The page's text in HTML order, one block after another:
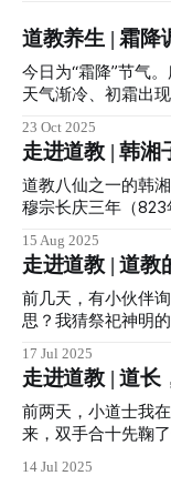
道教养生 | 霜降
今日为“霜降”节气
天气渐冷、初霜出
翻开拉杆箱，又看了看床
入冬... 算了，还是说回霜降吧。 霜降 ·一候豺乃祭兽 ·二候草
木黄落 ·三候蜇虫咸俯 霜降时节，万物毕成，毕入于戌，阳下
入地，阴气始凝，天气渐寒始
降时分养生保健十分重要。 很多朋友在气温
部保暖不当或人体
病、"老寒腿"等疾病。 而且，秋末时节，空气干燥，
道疾病的高发期，
病。 那么该如何练
23 Oct 2025
走进道教 | 韩湘
道教八仙之一的韩湘
穆宗长庆三年（823
迁至蓝关示侄孙湘
深厚。 尽管韩湘子在官场春风得意，但他自幼便对道家思想
心生向往。 最终，他拜入纯阳祖师吕洞宾门下，专心修炼道
法，成为“八仙”中的一员。 传说韩湘子拥有
的仙迹与传说。 西安的街道犹如棋盘，东西南北纵横交错，
井然有序。 然而，位于古城中心的湘子庙街却与众不同，斜
向西南延伸；而旁
湘子庙，人们为避
“德福巷”。 那么，韩湘子究竟做了哪些善举，赢得了西安市民
15 Aug 2025
走进道教 | 道教
前几天，有小伙伴询问 看到个道教词语‘祭酒’不明白
思？我猜祭祀神明
北辙大错特错... 祖天师张道陵于东汉顺帝时创立道教后，为了
便于管理和教化民众，遂
即：在所辖教区分
地区划分。当时负
的教民的权利，同
17 Jul 2025
走进道教 | 道长
前两天，小道士我
来，双手合十先鞠
14 Jul 2025